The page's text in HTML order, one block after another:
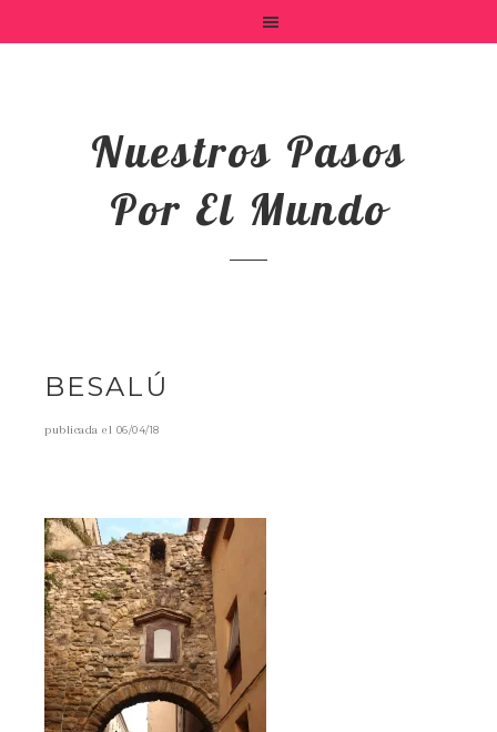
Nuestros Pasos
Por El Mundo
BESALÚ
publicada el 06/04/18